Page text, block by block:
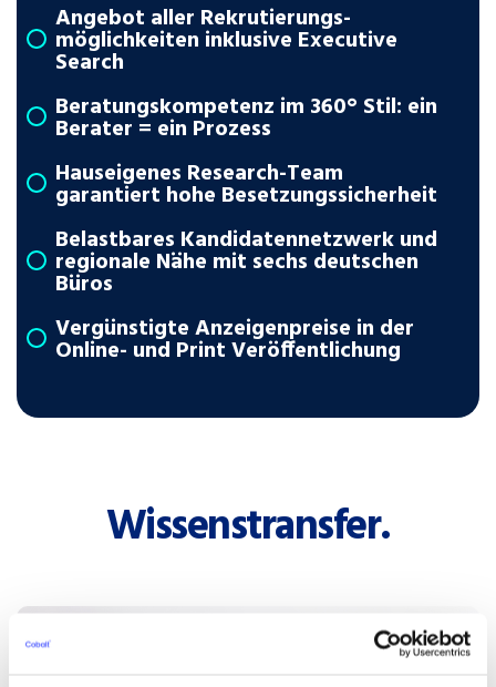
Angebot aller Rekrutierungs­
möglichkeiten inklusive Executive
Search
Beratungskompetenz im 360° Stil: ein
Berater = ein Prozess
Hauseigenes Research-Team
garantiert hohe Besetzungssicherheit
Belastbares Kandidatennetzwerk und
regionale Nähe mit sechs deutschen
Büros
Vergünstigte Anzeigenpreise in der
Online- und Print Veröffentlichung
Wissenstransfer.